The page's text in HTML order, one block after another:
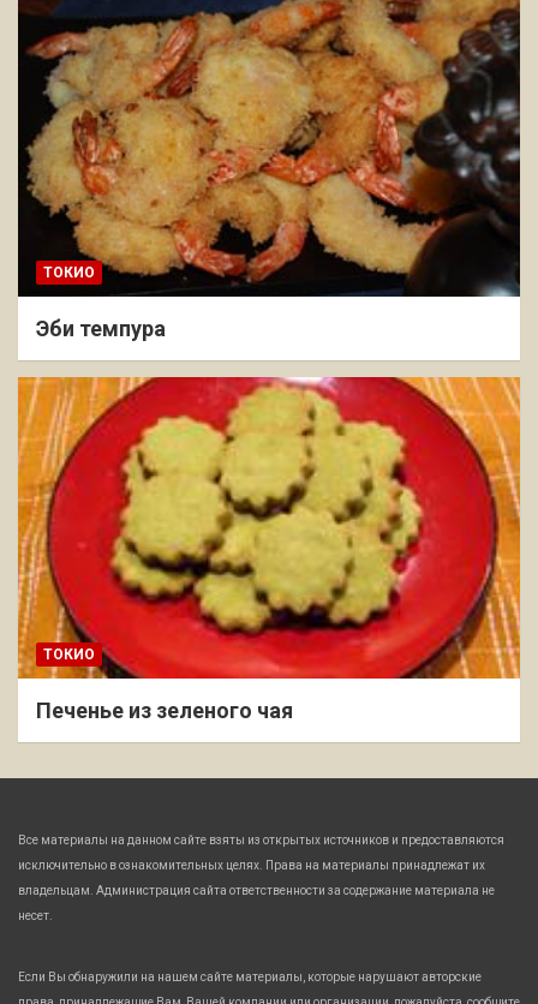
ТОКИО
Эби темпура
ТОКИО
Печенье из зеленого чая
Все материалы на данном сайте взяты из открытых источников и предоставляются
исключительно в ознакомительных целях. Права на материалы принадлежат их
владельцам. Администрация сайта ответственности за содержание материала не
несет.
Если Вы обнаружили на нашем сайте материалы, которые нарушают авторские